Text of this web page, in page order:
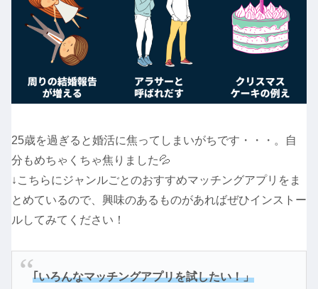
25歳を過ぎると婚活に焦ってしまいがちです・・・。自
分もめちゃくちゃ焦りました💦
↓こちらにジャンルごとのおすすめマッチングアプリをま
とめているので、興味のあるものがあればぜひインストー
ルしてみてください！
｢いろんなマッチングアプリを試したい！」